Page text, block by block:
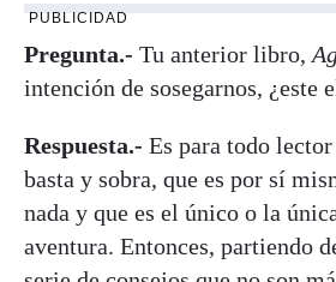
PUBLICIDAD
Pregunta.- Tu anterior libro,
intención de sosegarnos, ¿este
Respuesta.- Es para todo
basta y sobra, que es por sí
nada y que es el único o la
aventura. Entonces, partiendo